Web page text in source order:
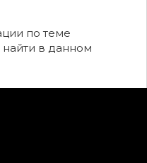
по теме
найти в данном